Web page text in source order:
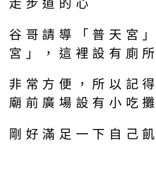
走步道的心
谷哥請導「普天宮
宮」，這裡設有廁
非常方便，所以記
廟前廣場設有小吃
剛好滿足一下自己